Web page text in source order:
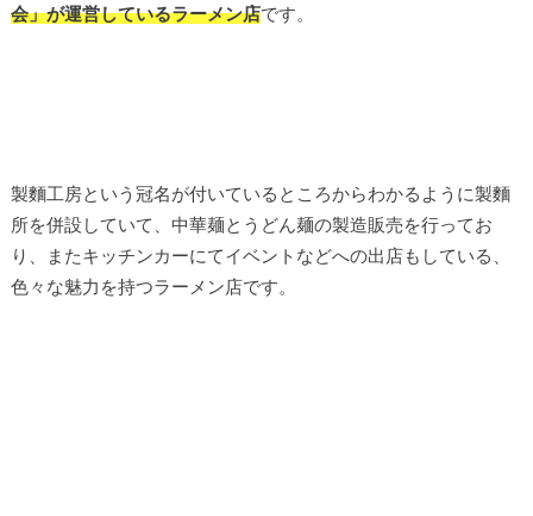
会」が運営しているラーメン店です。
製麵工房という冠名が付いているところからわかるように製麵
所を併設していて、中華麺とうどん麺の製造販売を行ってお
り、またキッチンカーにてイベントなどへの出店もしている、
色々な魅力を持つラーメン店です。